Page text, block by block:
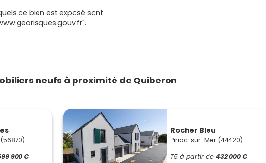
ce bien est exposé sont
neufs à proximité de Quiberon
900 €
Rocher Bleu
Piriac-sur-Mer (44420)
T5 à partir de 432 000 €